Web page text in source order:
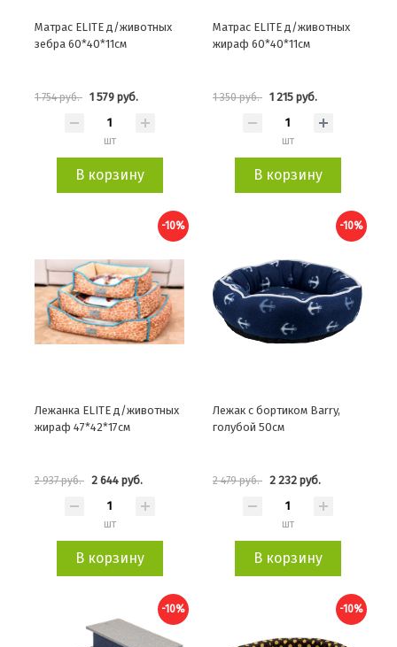
Матрас ELITE д/животных
зебра 60*40*11см
1 754 руб. 1 579 руб.
шт
В корзину
Матрас ELITE д/животных
жираф 60*40*11см
1 350 руб. 1 215 руб.
шт
В корзину
-10%
Лежанка ELITE д/животных
жираф 47*42*17см
2 937 руб. 2 644 руб.
шт
В корзину
-10%
Лежак с бортиком Barry,
голубой 50см
2 479 руб. 2 232 руб.
шт
В корзину
-10% -10%